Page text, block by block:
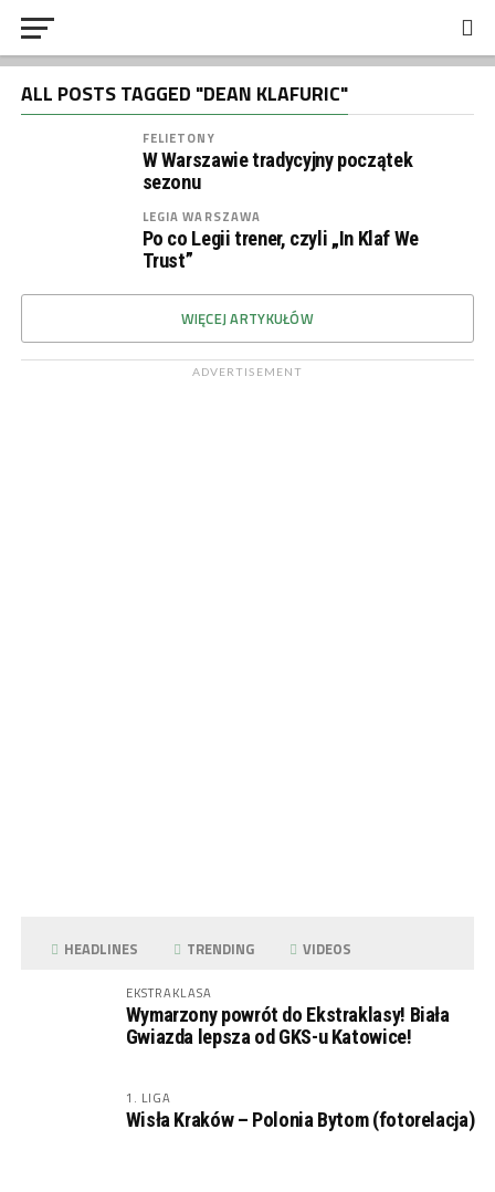
ALL POSTS TAGGED "DEAN KLAFURIC"
FELIETONY
W Warszawie tradycyjny początek
sezonu
LEGIA WARSZAWA
Po co Legii trener, czyli „In Klaf We
Trust”
WIĘCEJ ARTYKUŁÓW
ADVERTISEMENT
HEADLINES TRENDING VIDEOS
EKSTRAKLASA
Wymarzony powrót do Ekstraklasy! Biała
Gwiazda lepsza od GKS-u Katowice!
1. LIGA
Wisła Kraków – Polonia Bytom (fotorelacja)